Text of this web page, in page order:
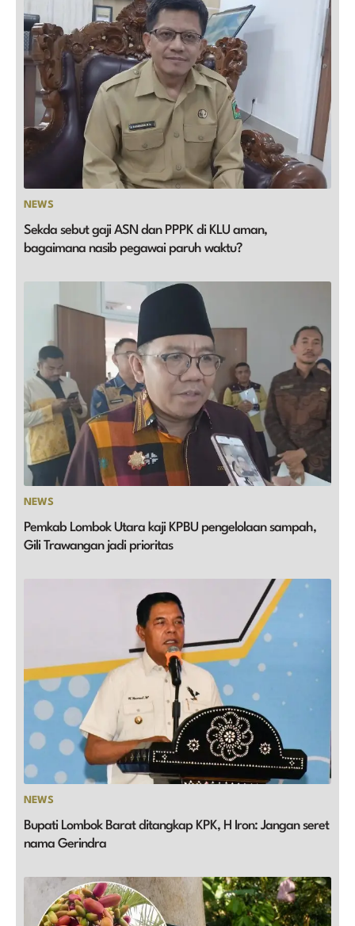
NEWS
Sekda sebut gaji ASN dan PPPK di KLU aman,
bagaimana nasib pegawai paruh waktu?
NEWS
Pemkab Lombok Utara kaji KPBU pengelolaan sampah,
Gili Trawangan jadi prioritas
NEWS
Bupati Lombok Barat ditangkap KPK, H Iron: Jangan seret
nama Gerindra